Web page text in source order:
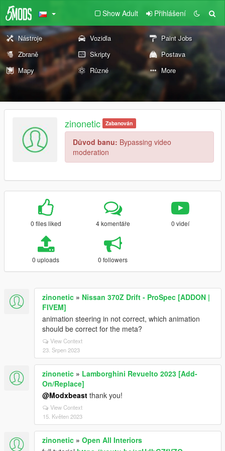
Show Adult Přihlášení
Nástroje Vozidla
Paint Jobs
Zbraně
Skripty
Postava
Mapy
Různé More
zinonetic Zabanován
Důvod banu: Bypassing video
moderation
0 files liked 4 komentáře 0 videí
0 uploads 0 followers
zinonetic » Nissan 370Z Drift - ProSpec [ADDON |
FIVEM]
animation steering in not correct, which animation
should be correct for the meta?
View Context
23. Srpen 2023
zinonetic » Lamborghini Revuelto 2023 [Add-
On/Replace]
@Modxbeast thank you!
View Context
15. Květen 2023
zinonetic » Open All Interiors